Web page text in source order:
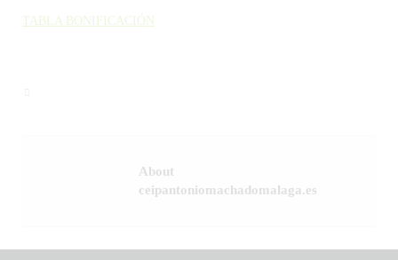
TABLA BONIFICACIÓN
About
ceipantoniomachadomalaga.es